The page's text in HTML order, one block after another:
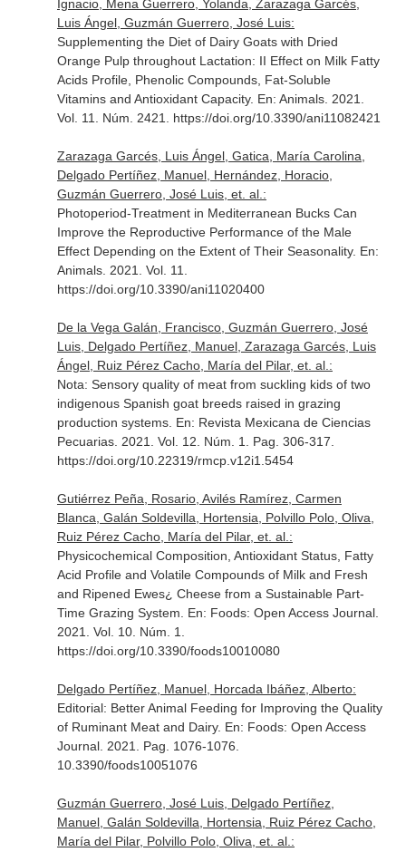
Ignacio, Mena Guerrero, Yolanda, Zarazaga Garcés,
Luis Ángel, Guzmán Guerrero, José Luis:
Supplementing the Diet of Dairy Goats with Dried
Orange Pulp throughout Lactation: II Effect on Milk Fatty
Acids Profile, Phenolic Compounds, Fat-Soluble
Vitamins and Antioxidant Capacity. En: Animals. 2021.
Vol. 11. Núm. 2421. https://doi.org/10.3390/ani11082421
Zarazaga Garcés, Luis Ángel, Gatica, María Carolina,
Delgado Pertíñez, Manuel, Hernández, Horacio,
Guzmán Guerrero, José Luis, et. al.:
Photoperiod-Treatment in Mediterranean Bucks Can
Improve the Reproductive Performance of the Male
Effect Depending on the Extent of Their Seasonality. En:
Animals. 2021. Vol. 11.
https://doi.org/10.3390/ani11020400
De la Vega Galán, Francisco, Guzmán Guerrero, José
Luis, Delgado Pertíñez, Manuel, Zarazaga Garcés, Luis
Ángel, Ruiz Pérez Cacho, María del Pilar, et. al.:
Nota: Sensory quality of meat from suckling kids of two
indigenous Spanish goat breeds raised in grazing
production systems. En: Revista Mexicana de Ciencias
Pecuarias. 2021. Vol. 12. Núm. 1. Pag. 306-317.
https://doi.org/10.22319/rmcp.v12i1.5454
Gutiérrez Peña, Rosario, Avilés Ramírez, Carmen
Blanca, Galán Soldevilla, Hortensia, Polvillo Polo, Oliva,
Ruiz Pérez Cacho, María del Pilar, et. al.:
Physicochemical Composition, Antioxidant Status, Fatty
Acid Profile and Volatile Compounds of Milk and Fresh
and Ripened Ewes¿ Cheese from a Sustainable Part-
Time Grazing System. En: Foods: Open Access Journal.
2021. Vol. 10. Núm. 1.
https://doi.org/10.3390/foods10010080
Delgado Pertíñez, Manuel, Horcada Ibáñez, Alberto:
Editorial: Better Animal Feeding for Improving the Quality
of Ruminant Meat and Dairy. En: Foods: Open Access
Journal. 2021. Pag. 1076-1076.
10.3390/foods10051076
Guzmán Guerrero, José Luis, Delgado Pertíñez,
Manuel, Galán Soldevilla, Hortensia, Ruiz Pérez Cacho,
María del Pilar, Polvillo Polo, Oliva, et. al.: